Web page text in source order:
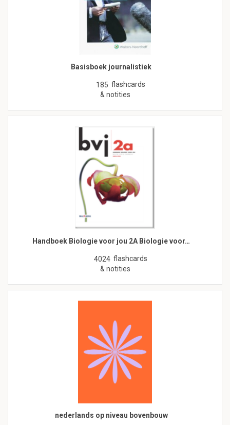
Basisboek journalistiek
185 flashcards
& notities
Handboek Biologie voor jou 2A Biologie voor…
4024 flashcards
& notities
nederlands op niveau bovenbouw